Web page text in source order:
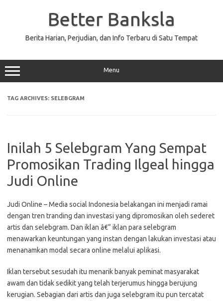
Better Banksla
Berita Harian, Perjudian, dan Info Terbaru di Satu Tempat
Menu
TAG ARCHIVES: SELEBGRAM
Inilah 5 Selebgram Yang Sempat
Promosikan Trading Ilgeal hingga
Judi Online
Judi Online – Media social Indonesia belakangan ini menjadi ramai
dengan tren tranding dan investasi yang dipromosikan oleh sederet
artis dan selebgram. Dan iklan â€“ iklan para selebgram
menawarkan keuntungan yang instan dengan lakukan investasi atau
menanamkan modal secara online melalui aplikasi.
Iklan tersebut sesudah itu menarik banyak peminat masyarakat
awam dan tidak sedikit yang telah terjerumus hingga berujung
kerugian. Sebagian dari artis dan juga selebgram itu pun tercatat